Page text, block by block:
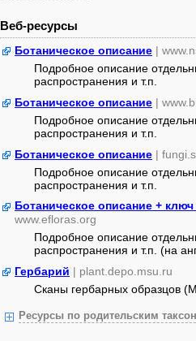
Веб-ресурсы
Ботаническое описание |
Подробное описание
распространения и т.п.
Ботаническое описание |
Подробное описание
распространения и т.п.
Ботаническое описание |
Подробное описание
распространения и т.п.
Ботаническое описание +
www.efloras.org
Подробное описание
распространения и т.п. (на
Гербарий | plant.depo.msu.ru
Сканы гербарных образцов
Ресурсы по родительским